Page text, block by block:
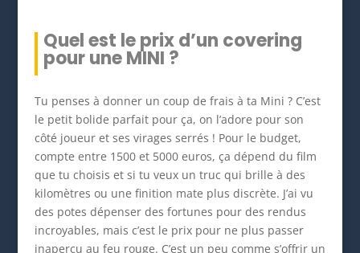
Quel est le prix d’un covering
pour une MINI ?
Tu penses à donner un coup de frais à ta Mini ? C’est
le petit bolide parfait pour ça, on l’adore pour son
côté joueur et ses virages serrés ! Pour le budget,
compte entre 1500 et 5000 euros, ça dépend du film
que tu choisis et si tu veux un truc qui brille à des
kilomètres ou une finition mate plus discrète. J’ai vu
des potes dépenser des fortunes pour des rendus
incroyables, mais c’est le prix pour ne plus passer
inaperçu au feu rouge. C’est un peu comme s’offrir un